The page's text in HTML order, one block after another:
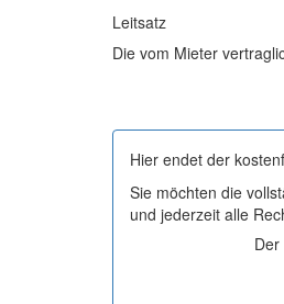
Leitsatz
Die vom Mieter
Hier endet der
Sie möchten die
und jederzeit alle